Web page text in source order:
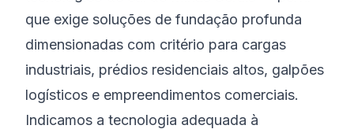
que exige soluções de fundação profunda
dimensionadas com critério para cargas
industriais, prédios residenciais altos, galpões
logísticos e empreendimentos comerciais.
Indicamos a tecnologia adequada à